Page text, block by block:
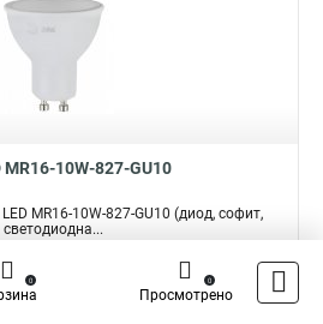
MR16-10W-827-GU10
MR16-10W-827-GU10 (диод, софит,
0
Просмотрено
0